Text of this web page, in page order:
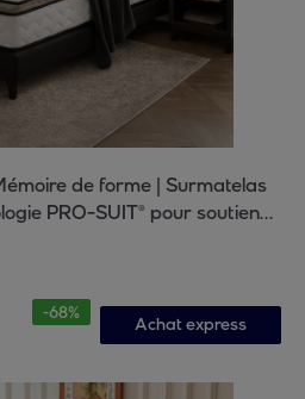
de forme | Surmatelas
PRO-SUIT® pour soutien
-68%
Achat express